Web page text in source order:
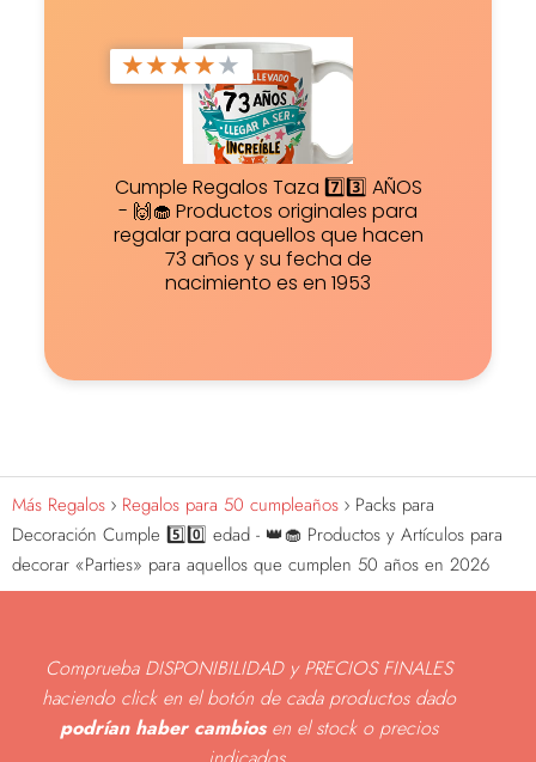
★★★★★
Cumple Regalos Taza 7️⃣3️⃣ AÑOS
- 🙌🧁 Productos originales para
regalar para aquellos que hacen
73 años y su fecha de
nacimiento es en 1953
Más Regalos Regalos para 50 cumpleaños
Packs para
Decoración Cumple 5️⃣0️⃣ edad - 👑🧁 Productos y Artículos para
decorar «Parties» para aquellos que cumplen 50 años en 2026
Comprueba DISPONIBILIDAD y PRECIOS FINALES
haciendo click en el botón de cada productos dado
podrían haber cambiosen el stock o precios